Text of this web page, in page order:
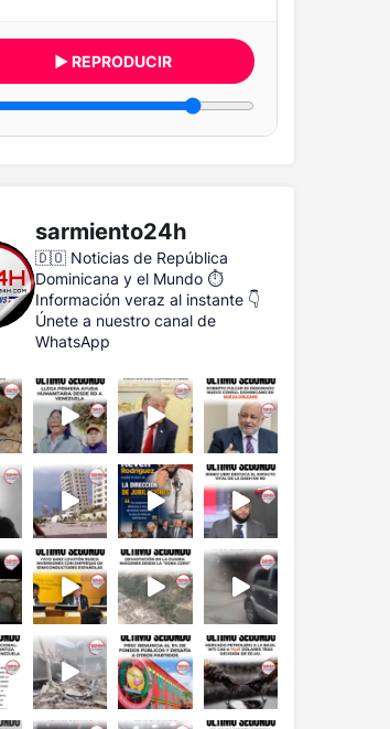
▶ REPRODUCIR
sarmiento24h
🇩🇴 Noticias de República
Dominicana y el Mundo ⏱️
Información veraz al instante 👇
Únete a nuestro canal de
WhatsApp